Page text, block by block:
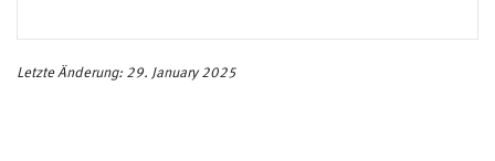
Letzte Änderung: 29. January 2025